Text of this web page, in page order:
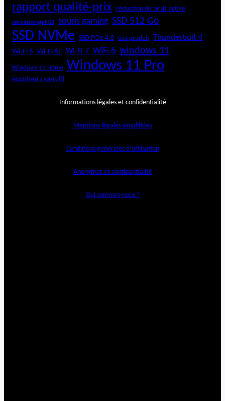
rapport qualité-prix réduction de bruit active
rétroéclairage RGB souris gaming SSD 512 Go
SSD NVMe SSD PCIe 4.0 test produit Thunderbolt 4
Wi-Fi 6 Wi-Fi 6E Wi-Fi 7 WiFi 6 windows 11
Windows 11 Home Windows 11 Pro
écouteurs sans fil
Informations légales et confidentialité
Mentions légales simplifiées
Conditions générales d’utilisation
Anonymat et confidentialité
Qui sommes-nous ?